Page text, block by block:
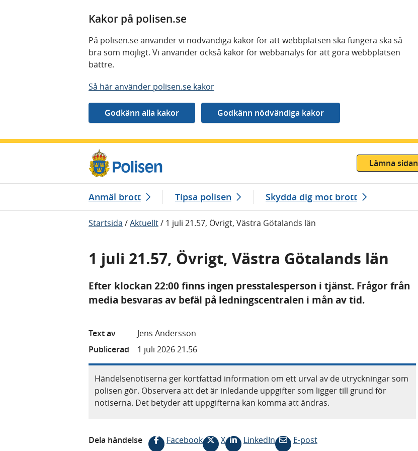
Kakor på polisen.se
På polisen.se använder vi nödvändiga kakor för att webbplatsen ska fungera ska så
bra som möjligt. Vi använder också kakor för webbanalys för att göra webbplatsen
bättre.
Så här använder polisen.se kakor
Lämna sidan
Anmäl brott Tipsa polisen Skydda dig mot brott
Startsida /Aktuellt/ 1 juli 21.57, Övrigt, Västra Götalands län
1 juli 21.57, Övrigt, Västra Götalands län
Efter klockan 22:00 finns ingen presstalesperson i tjänst. Frågor från
media besvaras av befäl på ledningscentralen i mån av tid.
Text av
Jens Andersson
Publicerad
1 juli 2026 21.56
Händelsenotiserna ger kortfattad information om ett urval av de utryckningar som
polisen gör. Observera att det är inledande uppgifter som ligger till grund för
notiserna. Det betyder att uppgifterna kan komma att ändras.
Dela händelse Facebook X LinkedIn E-post